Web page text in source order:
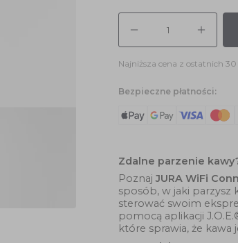
Ilość
Najniższa cena z ostatnich 30
Bezpieczne płatności:
Zdalne parzenie
PoznajJURA WiFi
sposób, w jaki parzysz
sterować swoim
pomocą aplikacji
które sprawia, że kawa